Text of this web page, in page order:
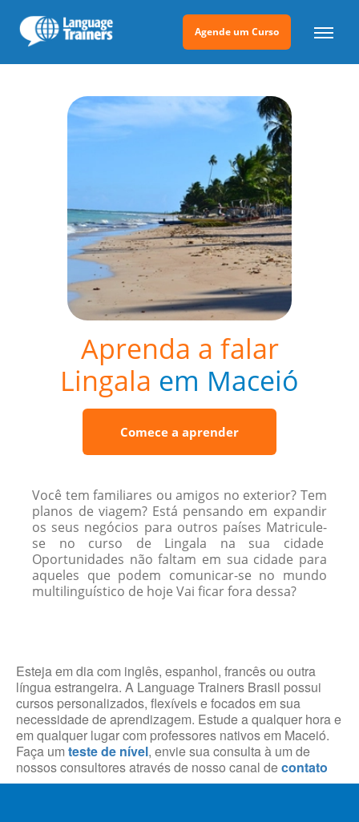
Agende um Curso
Aprenda a falar
Lingala em Maceió
Comece a aprender
Você tem familiares ou amigos no exterior? Tem
planos de viagem? Está pensando em expandir
os seus negócios para outros países Matricule-
se no curso de Lingala na sua cidade
Oportunidades não faltam em sua cidade para
aqueles que podem comunicar-se no mundo
multilinguístico de hoje Vai ficar fora dessa?
Esteja em dia com inglês, espanhol, francês ou outra
língua estrangeira. A Language Trainers Brasil possui
cursos personalizados, flexíveis e focados em sua
necessidade de aprendizagem. Estude a qualquer hora e
em qualquer lugar com professores nativos em Maceió.
Faça um teste de nível, envie sua consulta à um de
nossos consultores através de nosso canal decontato